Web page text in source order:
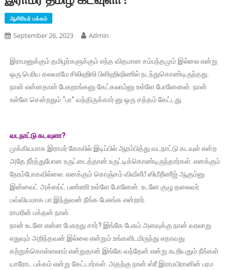
ஆசிரியர் பக்கம்
September 26, 2023 Admin
இராமனுக்கும் தமிழர்களுக்கும் எந்த விதமான சம்பந்தமும் இல்லை என்று
ஒரு பெரிய கலவரமே சிலிஹிஙி பிளிஹிஷிணில் நடந்துகொண்டிருந்தது.
நான் என்னதான் பேசுறாங்கனு கேட்கலாம்னு உள்ளே போனேனன். நான்
உள்ளே சென்றதும் “பா” வந்திருக்கார் னு ஒரு சத்தம் கேட்டது.
வடநாட்டு கடவுளா?
முக்கியமாக இராமர் கோவில் இடிப்பில் ஆரம்பித்து வடநாட்டு கடவுள் என்ற
அதே நீர்த்துபோன உருட்டைத்தான் உருட்டிக்கொண்டிருந்தார்கள். எனக்கும்
நேரம்போகவில்லை. எனக்கும் கொஞ்சம் விவீஸீபீ ஸிமீறீணீஜ் ஆகும்னு
இன்வைட் அக்ஸப்ட் பண்ணி உள்ளே போனேன். உடனே குழு தலைவர்
பவ்வியமாக பா இந்துவன் நீங்க பேசுங்க என்றார்.
ராமரின் பக்தன் நான்
நான் உடனே என்ன பேசுறது சார்? இங்கே பேசும் அளவுக்கு நான் வரலாறு
எதுவும் அறிந்தவன் இல்லை என்றும் உங்களிடமிருந்து எதாவது
கற்றுக்கொள்ளலாம் என்றுதான் இங்கே வந்தேன் என்று கூறியதும் நீங்கள்
யாரோட பக்கம் என்று கேட்டார்கள். அதற்கு நான் ஸ்ரீ இராமபிரானின் பரம